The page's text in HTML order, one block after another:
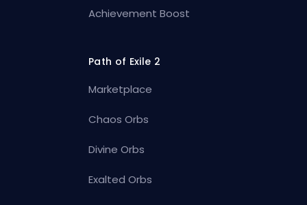
Achievement Boost
Path of Exile 2
Marketplace
Chaos Orbs
Divine Orbs
Exalted Orbs